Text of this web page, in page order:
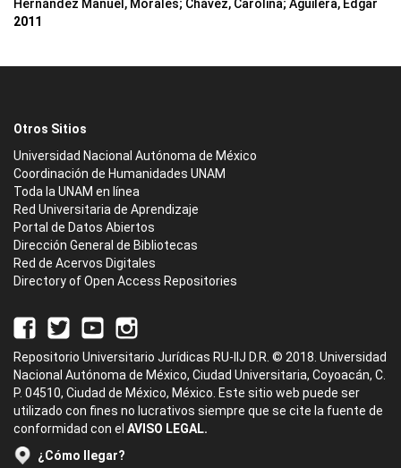
Hernández Manuel, Morales; Chávez, Carolina; Aguilera, Edgar
2011
Otros Sitios
Universidad Nacional Autónoma de México
Coordinación de Humanidades UNAM
Toda la UNAM en línea
Red Universitaria de Aprendizaje
Portal de Datos Abiertos
Dirección General de Bibliotecas
Red de Acervos Digitales
Directory of Open Access Repositories
Repositorio Universitario Jurídicas RU-IIJ D.R. © 2018. Universidad
Nacional Autónoma de México, Ciudad Universitaria, Coyoacán, C.
P. 04510, Ciudad de México, México. Este sitio web puede ser
utilizado con fines no lucrativos siempre que se cite la fuente de
conformidad con el AVISO LEGAL.
¿Cómo llegar?